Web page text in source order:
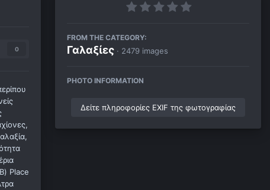
0
Place
FROM THE CATEGORY:
Γαλαξίες · 2479 images
PHOTO INFORMATION
Δείτε πληροφορίες EXIF της φωτογραφίας